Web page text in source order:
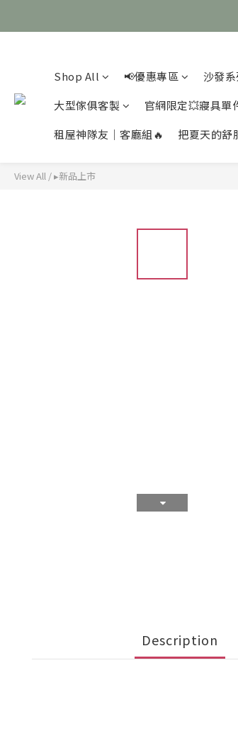
Shop All 📢優惠專區 沙發系
大型傢俱客製
官網限定💥寢具單
租屋神隊友｜客廳組🔥
把夏天的舒
View All /▸新品上市
Description